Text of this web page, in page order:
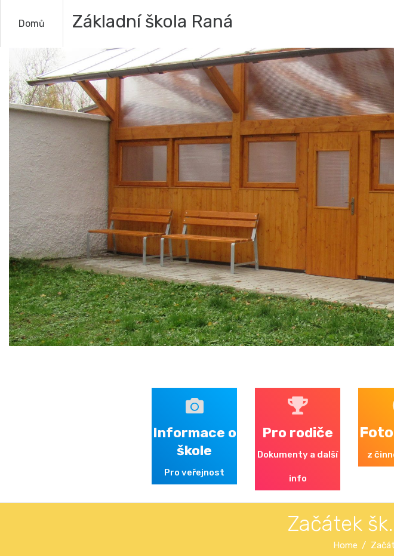
Domů Základní škola Raná
Informace o
škole
Pro veřejnost
Pro rodiče
Dokumenty a další
info
z
Začátek
Home